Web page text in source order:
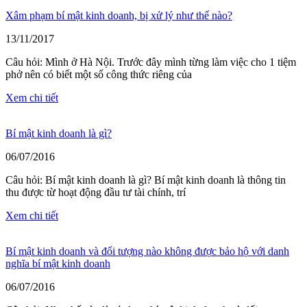
Xâm phạm bí mật kinh doanh, bị xử lý như thế nào?
13/11/2017
Câu hỏi: Mình ở Hà Nội. Trước đây mình từng làm việc cho 1 tiệm
phở nên có biết một số công thức riêng của
Xem chi tiết
Bí mật kinh doanh là gì?
06/07/2016
Câu hỏi: Bí mật kinh doanh là gì? Bí mật kinh doanh là thông tin
thu được từ hoạt động đầu tư tài chính, trí
Xem chi tiết
Bí mật kinh doanh và đối tượng nào không được bảo hộ với danh
nghĩa bí mật kinh doanh
06/07/2016